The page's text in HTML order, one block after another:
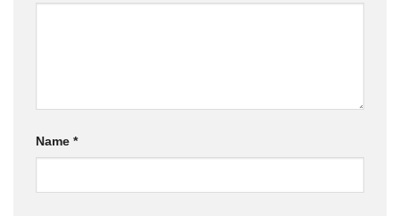
Name *